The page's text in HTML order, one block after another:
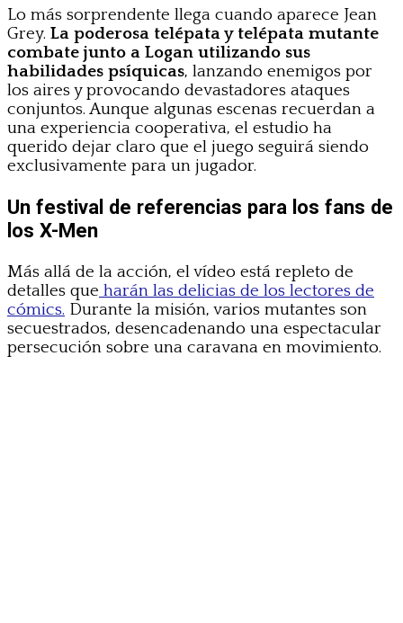
Lo más sorprendente llega cuando aparece Jean
Grey. La poderosa telépata y telépata mutante
combate junto a Logan utilizando sus
habilidades psíquicas, lanzando enemigos por
los aires y provocando devastadores ataques
conjuntos. Aunque algunas escenas recuerdan a
una experiencia cooperativa, el estudio ha
querido dejar claro que el juego seguirá siendo
exclusivamente para un jugador.
Un festival de referencias para los fans de
los X-Men
Más allá de la acción, el vídeo está repleto de
detalles que harán las delicias de los lectores de
cómics. Durante la misión, varios mutantes son
secuestrados, desencadenando una espectacular
persecución sobre una caravana en movimiento.